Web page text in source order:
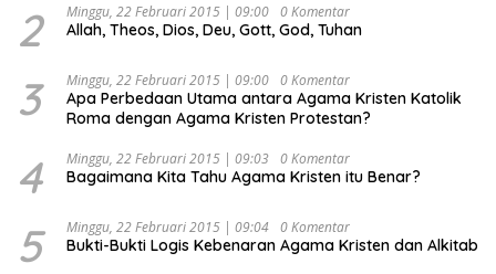
2 Minggu, 22 Februari 2015 | 09:00 0 Komentar
Allah, Theos, Dios, Deu, Gott, God, Tuhan
3 Minggu, 22 Februari 2015 | 09:00 0 Komentar
Apa Perbedaan Utama antara Agama Kristen Katolik
Roma dengan Agama Kristen Protestan?
4 Minggu, 22 Februari 2015 | 09:03 0 Komentar
Bagaimana Kita Tahu Agama Kristen itu Benar?
5 Minggu, 22 Februari 2015 | 09:04 0 Komentar
Bukti-Bukti Logis Kebenaran Agama Kristen dan Alkitab